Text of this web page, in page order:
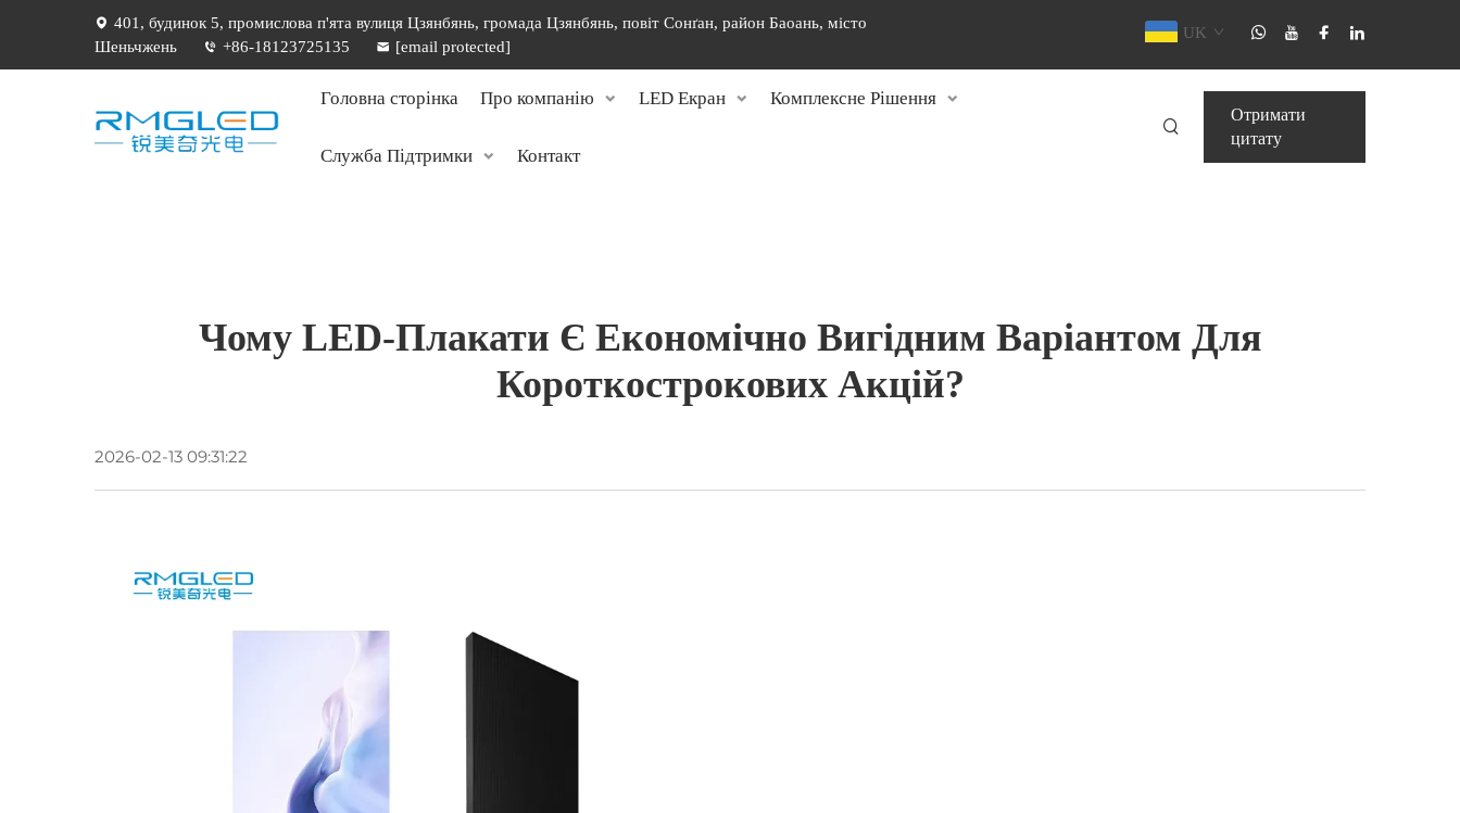
401, будинок 5, промислова п'ята вулиця Цзянбянь, громада Цзянбянь, повіт Сонґан, район Баоань, місто
Шеньчжень
+86-18123725135 [email protected]
UK
Головна сторінка Про компанію LED Екран Комплексне Рішення
Служба Підтримки Контакт
Отримати
цитату
Чому LED-Плакати Є Економічно Вигідним Варіантом Для
Короткострокових Акцій?
2026-02-13 09:31:22